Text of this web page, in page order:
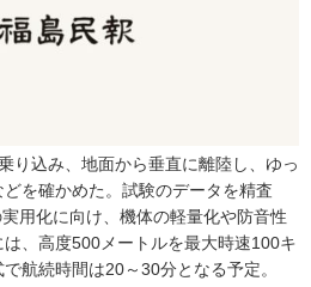
り込み、地面から垂直に離陸し、ゆっ
を確かめた。試験のデータを精査
用化に向け、機体の軽量化や防音性
、高度500メートルを最大時速100キ
航続時間は20～30分となる予定。